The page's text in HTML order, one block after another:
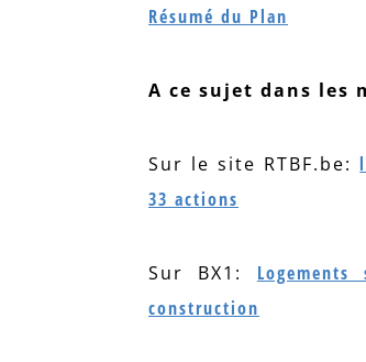
Résumé du Plan
A ce sujet dans les
Sur le site RTBF.be:
33 actions
Sur BX1:
construction